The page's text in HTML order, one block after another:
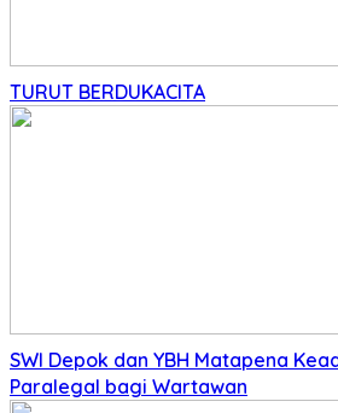
TURUT BERDUKACITA
SWI Depok dan YBH Matapena
Paralegal bagi Wartawan